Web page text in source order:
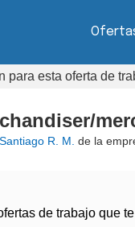
para esta oferta de
Santiago R. M. de la
de trabajo que